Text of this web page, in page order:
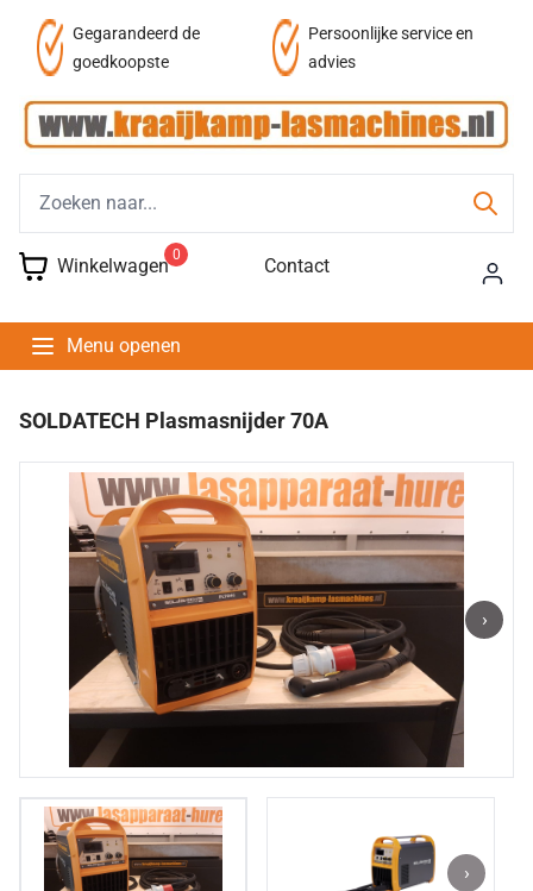
Gegarandeerd de
goedkoopste
Persoonlijke service en
advies
Winkelwagen 0 Contact
Menu openen
SOLDATECH Plasmasnijder 70A
›
›